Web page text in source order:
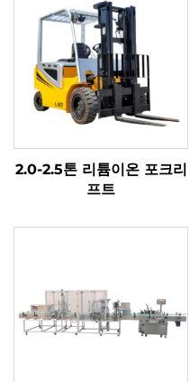
2.0-2.5톤 리튬이온 포크리
프트